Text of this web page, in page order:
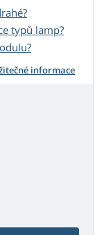
typů lamp?
informace